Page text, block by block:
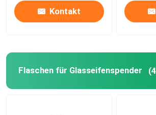
Kontakt
Flaschen für Glasseifenspender